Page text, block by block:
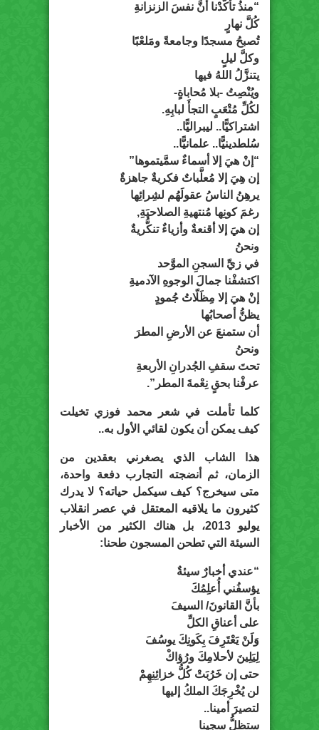
“منذُ تأكَّدْنا أنَّ نفسَ الزنزانةِ
كُلَّ نهارٍ
تُصبحُ مسجدًا وجامعةً ومَلعْبًا
وكلَّ ليلٍ
يتنزَّلُ اللهُ فيها
ويُنْصِتُ -بلا مُحاباةٍ-
لكُلِّ مُتْعَبٍ التجأَ لبابِهِ.
اشتراكيًّا.. ليبراليًّا..
سُلطدينيًّا.. علمانيًّا..
“إنْ هيَ إلا أسماءٌ سمَّيتموها”
إن هِيَ إلا مُعلَّباتٌ فكريةٌ جاهزةٌ
يرهِنُ الناسُ عقولَهُم لشِرائِها
رغمَ كونِها مُنتهيةِ الصلاحيَةِ,
إن هيَ إلا أقنعةٌ وأزياءٌ تنكُّريةٌ
ونحنُ
في زيِّ السجنِ الموَّحد
اكتشفْنا جمالَ الوجوهِ الآدميةِ
إنْ هيَ إلا مِظَلّاتُ جُمودٍ
يظنُّ أصحابُها
أن ستمنعَ عن الأرضِ المطرَ
ونحنُ
تحتَ سقفِ الجُدرانِ الأربعةِ
عرفْنا بحقٍ نِعْمةَ المطر”.
كلما تأملت في شعر محمد فوزي تخيلت
كيف يمكن أن يكون لقائي الأول به..
هذا الشاب الذي يصغرني بعقدين من
الزمان، ثم أنضجته التجارب دفعة واحدة،
متى سيخرج؟ كيف سيكمل حياته؟ لا يدرك
كثيرون ما يلاقيه المعتقل في عصر انقلاب
يوليو 2013، بل هناك الكثير من الأخبار
السيئة التي تطحن المسجون طحنا:
“عندي أخبارٌ سيئةٌ
يؤسفُني أُعلِمُكَ
بأنَّ القانونَ/ السيفَ
على أعناقِ الكلِّ
وَلَنْ يَعْتَرِفَ بِكَونِكَ يوسُفَ
لِيَلِينَ لأحلامِكَ ورُؤاكْ
حتى إن خَرُبَتْ كُلُّ خزائِنِهِمْ
لن يُخْرِجَكَ الملكُ إليها
لتصيرَ أمينا..
ستظلُّ سجينا